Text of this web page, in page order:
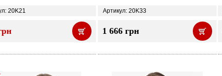
20K21 Артикул: 20K33
1 666 грн